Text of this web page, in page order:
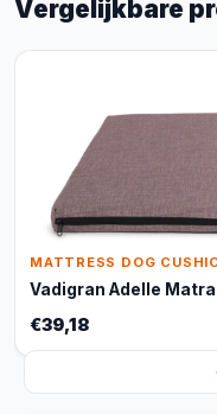
Vergelijkbare
MATTRESS DOG
Vadigran Adelle
€39,18